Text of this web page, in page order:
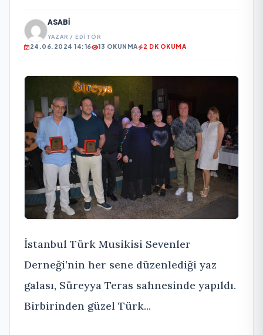
ASABI
YAZAR / EDITÖR
24.06.2024 14:16 13 OKUNMA 2 DK OKUMA
İstanbul Türk Musikisi Sevenler
Derneği’nin her sene düzenlediği yaz
galası, Süreyya Teras sahnesinde yapıldı.
Birbirinden güzel Türk...